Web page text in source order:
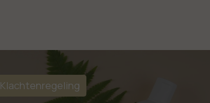
Klachtenregeling